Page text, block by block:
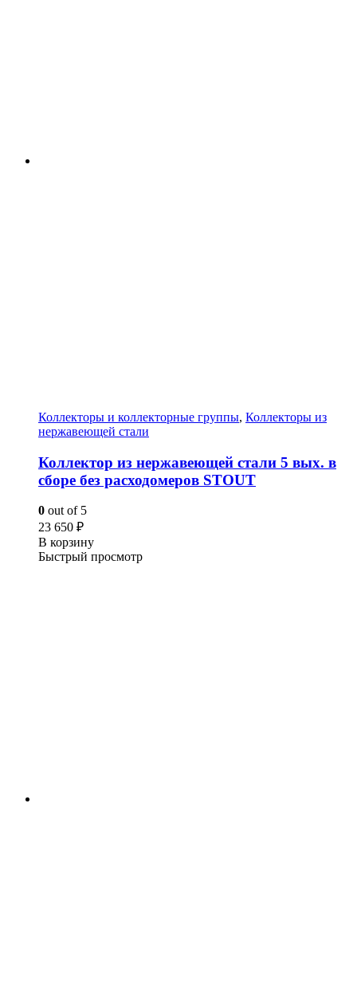
Коллекторы и коллекторные группы, Коллекторы из
нержавеющей стали
Коллектор из нержавеющей стали 5 вых. в
сборе без расходомеров STOUT
0 out of 5
23 650 ₽
В корзину
Быстрый просмотр